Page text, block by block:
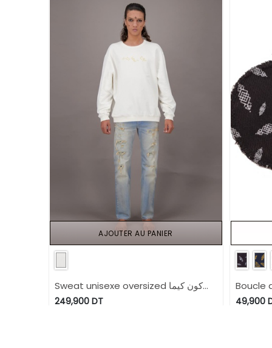
Sweat unisexe oversized كون كيما
انتي Selvedge And Raw Look - TUNIS
249,900DT
AJOUTER AU PANIER
Boucle
PRINT
49,900